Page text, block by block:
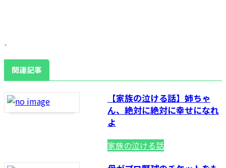
-
関連記事
【家族の泣ける話】姉ちゃ
ん、絶対に絶対に幸せになれ
よ
家族の泣ける話